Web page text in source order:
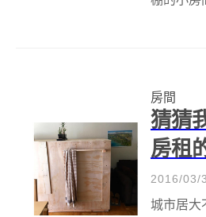
術。 定居
房間
猜猜
房租
2016/03/
城市居大